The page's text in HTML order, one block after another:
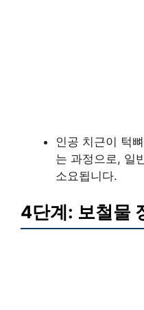
인공 치근이 턱
는 과정으로, 일
소요됩니다.
4단계: 보철물